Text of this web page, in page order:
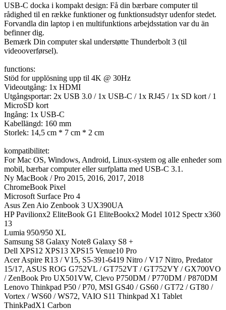
USB-C docka i kompakt design: Få din bærbare computer til
rådighed til en række funktioner og funktionsudstyr udenfor stedet.
Forvandla din laptop i en multifunktions arbejdsstation var du än
befinner dig.
Bemærk Din computer skal understøtte Thunderbolt 3 (til
videooverførsel).
functions:
Stöd for upplösning upp til 4K @ 30Hz
Videoutgång: 1x HDMI
Utgångsportar: 2x USB 3.0 / 1x USB-C / 1x RJ45 / 1x SD kort / 1
MicroSD kort
Ingång: 1x USB-C
Kabellängd: 160 mm
Storlek: 14,5 cm * 7 cm * 2 cm
kompatibilitet:
For Mac OS, Windows, Android, Linux-system og alle enheder som
mobil, bærbar computer eller surfplatta med USB-C 3.1.
Ny MacBook / Pro 2015, 2016, 2017, 2018
ChromeBook Pixel
Microsoft Surface Pro 4
Asus Zen Aio Zenbook 3 UX390UA
HP Pavilionx2 EliteBook G1 EliteBookx2 Model 1012 Spectr x360
13
Lumia 950/950 XL
Samsung S8 Galaxy Note8 Galaxy S8 +
Dell XPS12 XPS13 XPS15 Venue10 Pro
Acer Aspire R13 / V15, S5-391-6419 Nitro / V17 Nitro, Predator
15/17, ASUS ROG G752VL / GT752VT / GT752VY / GX700VO
/ ZenBook Pro UX501VW, Clevo P750DM / P770DM / P870DM
Lenovo Thinkpad P50 / P70, MSI GS40 / GS60 / GT72 / GT80 /
Vortex / WS60 / WS72, VAIO S11 Thinkpad X1 Tablet
ThinkPadX1 Carbon